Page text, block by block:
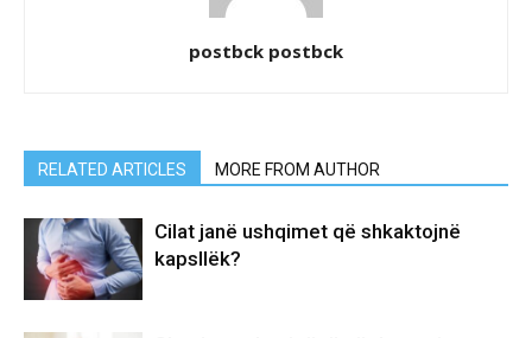
postbck postbck
RELATED ARTICLES MORE FROM AUTHOR
Cilat janë ushqimet që shkaktojnë
kapsllëk?